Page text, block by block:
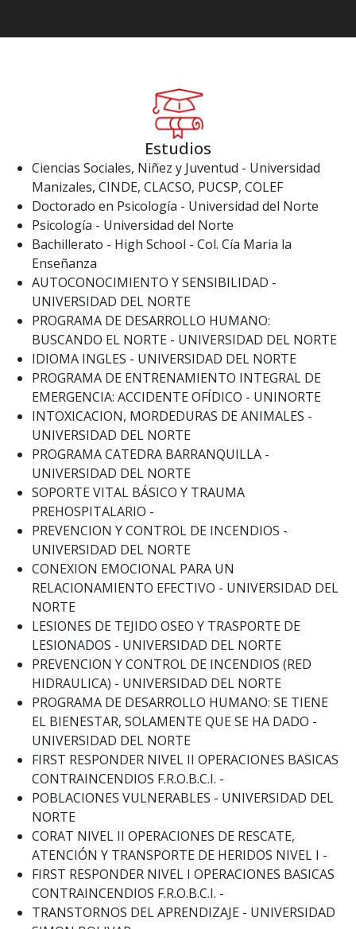
Estudios
Ciencias Sociales, Niñez y Juventud - Universidad
Manizales, CINDE, CLACSO, PUCSP, COLEF
Doctorado en Psicología - Universidad del Norte
Psicología - Universidad del Norte
Bachillerato - High School - Col. Cía Maria la
Enseñanza
AUTOCONOCIMIENTO Y SENSIBILIDAD -
UNIVERSIDAD DEL NORTE
PROGRAMA DE DESARROLLO HUMANO:
BUSCANDO EL NORTE - UNIVERSIDAD DEL NORTE
IDIOMA INGLES - UNIVERSIDAD DEL NORTE
PROGRAMA DE ENTRENAMIENTO INTEGRAL DE
EMERGENCIA: ACCIDENTE OFÍDICO - UNINORTE
INTOXICACION, MORDEDURAS DE ANIMALES -
UNIVERSIDAD DEL NORTE
PROGRAMA CATEDRA BARRANQUILLA -
UNIVERSIDAD DEL NORTE
SOPORTE VITAL BÁSICO Y TRAUMA
PREHOSPITALARIO -
PREVENCION Y CONTROL DE INCENDIOS -
UNIVERSIDAD DEL NORTE
CONEXION EMOCIONAL PARA UN
RELACIONAMIENTO EFECTIVO - UNIVERSIDAD DEL
NORTE
LESIONES DE TEJIDO OSEO Y TRASPORTE DE
LESIONADOS - UNIVERSIDAD DEL NORTE
PREVENCION Y CONTROL DE INCENDIOS (RED
HIDRAULICA) - UNIVERSIDAD DEL NORTE
PROGRAMA DE DESARROLLO HUMANO: SE TIENE
EL BIENESTAR, SOLAMENTE QUE SE HA DADO -
UNIVERSIDAD DEL NORTE
FIRST RESPONDER NIVEL II OPERACIONES BASICAS
CONTRAINCENDIOS F.R.O.B.C.I. -
POBLACIONES VULNERABLES - UNIVERSIDAD DEL
NORTE
CORAT NIVEL II OPERACIONES DE RESCATE,
ATENCIÓN Y TRANSPORTE DE HERIDOS NIVEL I -
FIRST RESPONDER NIVEL I OPERACIONES BASICAS
CONTRAINCENDIOS F.R.O.B.C.I. -
TRANSTORNOS DEL APRENDIZAJE - UNIVERSIDAD